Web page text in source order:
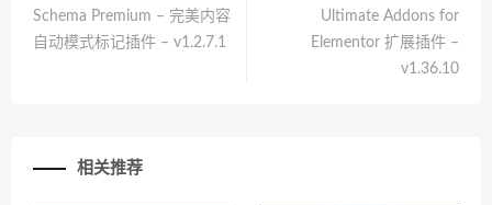
Schema Premium – 完美内容
自动模式标记插件 – v1.2.7.1
Ultimate Addons for
Elementor 扩展插件 –
v1.36.10
相关推荐